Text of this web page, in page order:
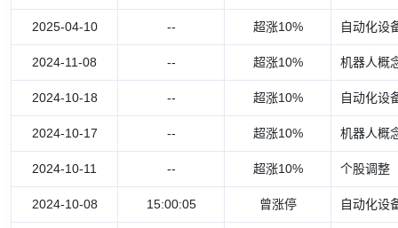
2025-04-10 -- 超涨10% 自动化设
2024-11-08 -- 超涨10% 机器人概
2024-10-18 -- 超涨10% 自动化设
2024-10-17 -- 超涨10% 机器人概
2024-10-11 -- 超涨10% 个股调整
2024-10-08 15:00:05 曾涨停 自动化设